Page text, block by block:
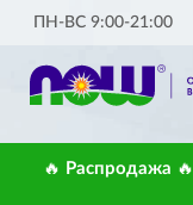
ПН-ВС 9:00-21:00
🔥 Распродажа 🔥